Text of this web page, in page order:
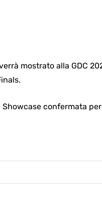
mostrato alla GDC
Showcase confermata